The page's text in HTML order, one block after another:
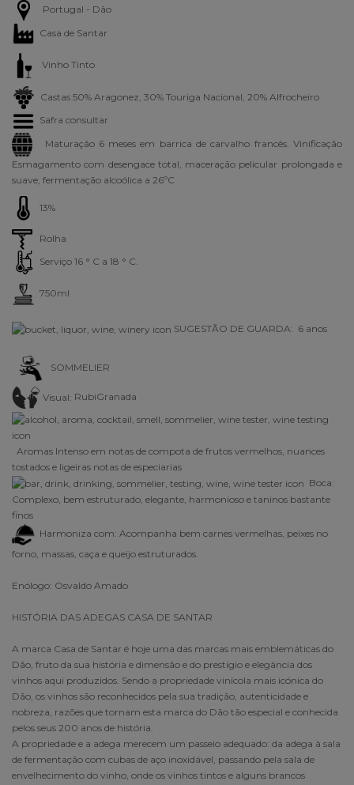
Portugal - Dão
Casa de Santar
Vinho Tinto
Castas 50% Aragonez, 30% Touriga Nacional, 20% Alfrocheiro
Safra consultar
Maturação 6 meses em barrica de carvalho francês. Vinificação
Esmagamento com desengace total, maceração pelicular prolongada e
suave, fermentação alcoólica a 26ºC
13%
Rolha
Serviço 16 ° C a 18 ° C.
750ml
SUGESTÃO DE GUARDA: 6 anos
SOMMELIER
Visual: RubiGranada
Aromas Intenso em notas de compota de frutos vermelhos, nuances
tostados e ligeiras notas de especiarias
Boca:
Complexo, bem estruturado, elegante, harmonioso e taninos bastante
finos
Harmoniza com: Acompanha bem carnes vermelhas, peixes no
forno, massas, caça e queijo estruturados.
Enólogo: Osvaldo Amado
HISTÓRIA DAS ADEGAS CASA DE SANTAR
A marca Casa de Santar é hoje uma das marcas mais emblemáticas do
Dão, fruto da sua história e dimensão e do prestígio e elegância dos
vinhos aqui produzidos. Sendo a propriedade vinícola mais icónica do
Dão, os vinhos são reconhecidos pela sua tradição, autenticidade e
nobreza, razões que tornam esta marca do Dão tão especial e conhecida
pelos seus 200 anos de história.
A propriedade e a adega merecem um passeio adequado: da adega à sala
de fermentação com cubas de aço inoxidável, passando pela sala de
envelhecimento do vinho, onde os vinhos tintos e alguns brancos